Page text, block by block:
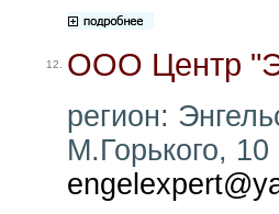
12. ООО Центр
регион:
М.Горького,